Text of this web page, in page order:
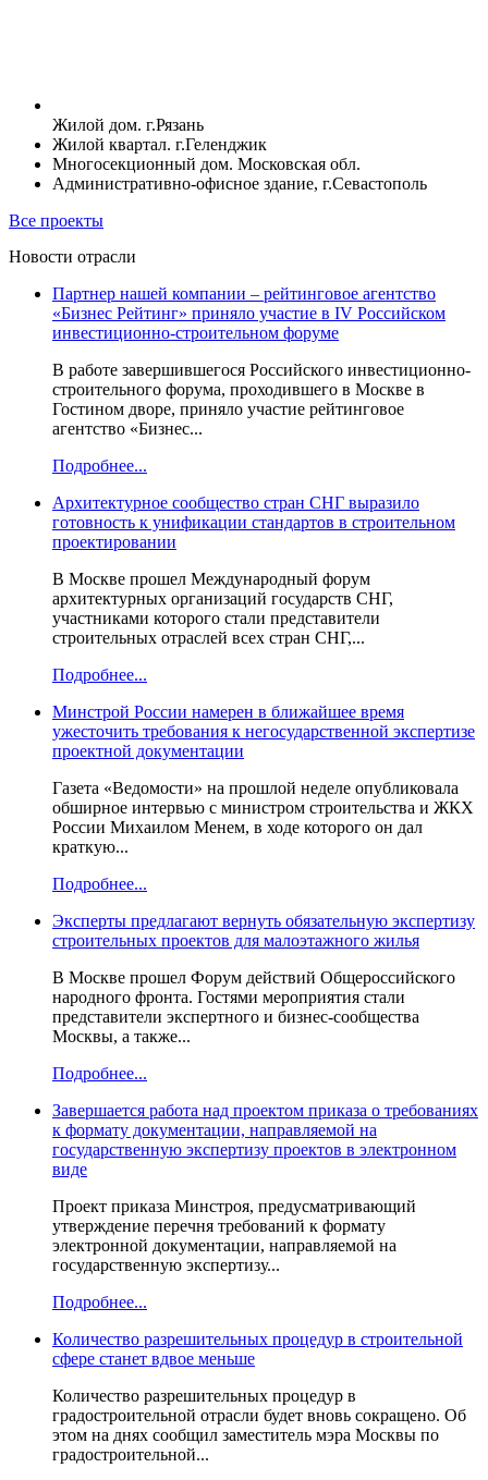
Жилой дом. г.Рязань
Жилой квартал. г.Геленджик
Многосекционный дом. Московская обл.
Административно-офисное здание, г.Севастополь
Все проекты
Новости отрасли
Партнер нашей компании – рейтинговое агентство
«Бизнес Рейтинг» приняло участие в IV Российском
инвестиционно-строительном форуме
В работе завершившегося Российского инвестиционно-
строительного форума, проходившего в Москве в
Гостином дворе, приняло участие рейтинговое
агентство «Бизнес...
Подробнее...
Архитектурное сообщество стран СНГ выразило
готовность к унификации стандартов в строительном
проектировании
В Москве прошел Международный форум
архитектурных организаций государств СНГ,
участниками которого стали представители
строительных отраслей всех стран СНГ,...
Подробнее...
Минстрой России намерен в ближайшее время
ужесточить требования к негосударственной экспертизе
проектной документации
Газета «Ведомости» на прошлой неделе опубликовала
обширное интервью с министром строительства и ЖКХ
России Михаилом Менем, в ходе которого он дал
краткую...
Подробнее...
Эксперты предлагают вернуть обязательную экспертизу
строительных проектов для малоэтажного жилья
В Москве прошел Форум действий Общероссийского
народного фронта. Гостями мероприятия стали
представители экспертного и бизнес-сообщества
Москвы, а также...
Подробнее...
Завершается работа над проектом приказа о требованиях
к формату документации, направляемой на
государственную экспертизу проектов в электронном
виде
Проект приказа Минстроя, предусматривающий
утверждение перечня требований к формату
электронной документации, направляемой на
государственную экспертизу...
Подробнее...
Количество разрешительных процедур в строительной
сфере станет вдвое меньше
Количество разрешительных процедур в
градостроительной отрасли будет вновь сокращено. Об
этом на днях сообщил заместитель мэра Москвы по
градостроительной...